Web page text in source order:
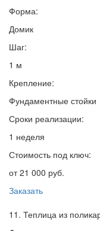
Форма:
Домик
Шаг:
1 м
Крепление:
Фундаментные стойки
Сроки реализации:
1 неделя
Стоимость под ключ:
от 21 000 руб.
Заказать
11. Теплица из